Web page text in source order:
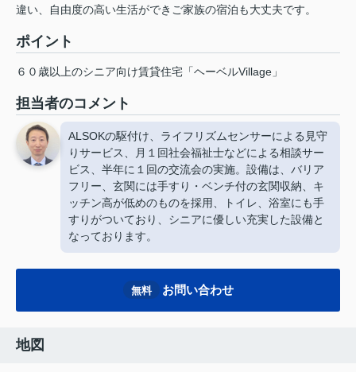
違い、自由度の高い生活ができご家族の宿泊も大丈夫です。
ポイント
６０歳以上のシニア向け賃貸住宅「ヘーベルVillage」
担当者のコメント
ALSOKの駆付け、ライフリズムセンサーによる見守
りサービス、月１回社会福祉士などによる相談サー
ビス、半年に１回の交流会の実施。設備は、バリア
フリー、玄関には手すり・ベンチ付の玄関収納、キ
ッチン高が低めのものを採用、トイレ、浴室にも手
すりがついており、シニアに優しい充実した設備と
なっております。
無料 お問い合わせ
地図